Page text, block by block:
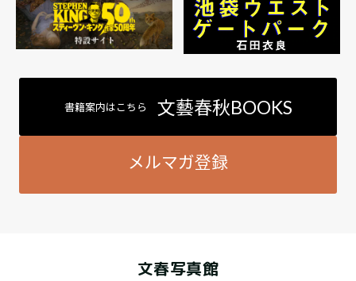
書籍案内はこちら 文藝春秋BOOKS
メルマガ登録
文春写真館